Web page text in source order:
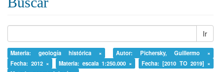
Ir
Materia: geología histórica ×
Autor: Pichersky, Guillermo ×
Fecha: 2012 ×
Materia: escala 1:250.000 ×
Fecha: [2010 TO 2019] ×